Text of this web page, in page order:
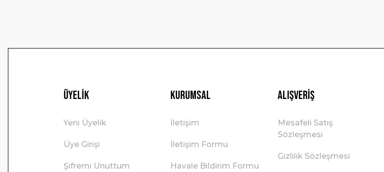
Üyelik
Yeni Üyelik
Üye Girişi
Şifremi Unuttum
Kurumsal
İletişim
İletişim Formu
Havale Bildirim Formu
Alışveriş
Mesafeli Satış
Sözleşmesi
Gizlilik Sözleşmesi